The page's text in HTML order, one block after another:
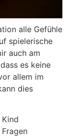
alle Gefühle
spielerische
auch am
es keine
allem im
dies